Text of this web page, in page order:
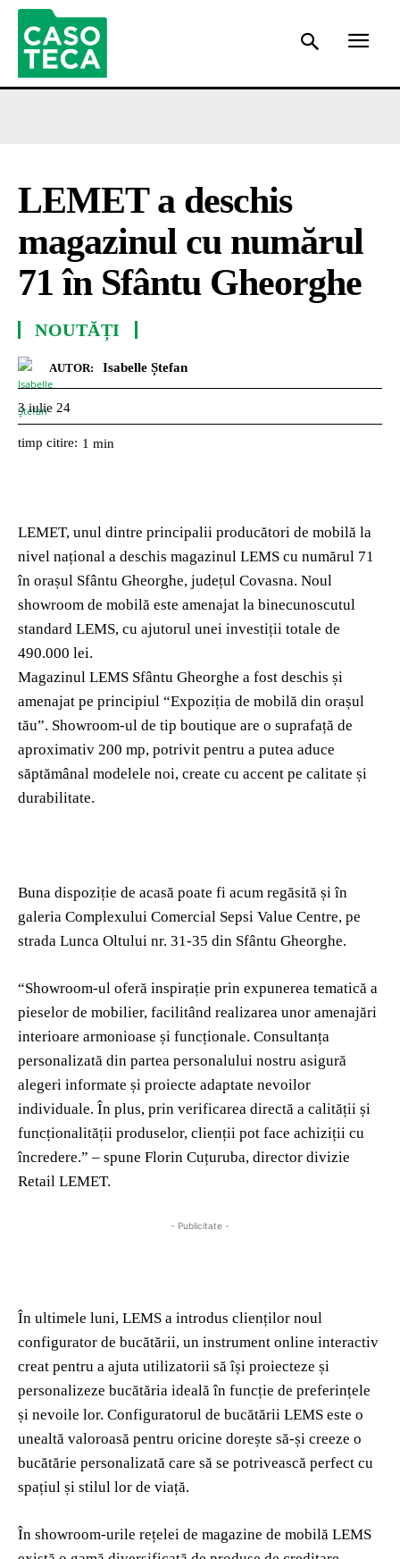
LEMET a deschis
magazinul cu numărul
71 în Sfântu Gheorghe
NOUTĂȚI
AUTOR: Isabelle Ștefan
3 iulie 24
timp citire: 1 min
LEMET, unul dintre principalii producători de mobilă la
nivel național a deschis magazinul LEMS cu numărul 71
în orașul Sfântu Gheorghe, județul Covasna. Noul
showroom de mobilă este amenajat la binecunoscutul
standard LEMS, cu ajutorul unei investiții totale de
490.000 lei.
Magazinul LEMS Sfântu Gheorghe a fost deschis și
amenajat pe principiul “Expoziția de mobilă din orașul
tău”. Showroom-ul de tip boutique are o suprafață de
aproximativ 200 mp, potrivit pentru a putea aduce
săptămânal modelele noi, create cu accent pe calitate și
durabilitate.
Buna dispoziție de acasă poate fi acum regăsită și în
galeria Complexului Comercial Sepsi Value Centre, pe
strada Lunca Oltului nr. 31-35 din Sfântu Gheorghe.
“Showroom-ul oferă inspirație prin expunerea tematică a
pieselor de mobilier, facilitând realizarea unor amenajări
interioare armonioase și funcționale. Consultanța
personalizată din partea personalului nostru asigură
alegeri informate și proiecte adaptate nevoilor
individuale. În plus, prin verificarea directă a calității și
funcționalității produselor, clienții pot face achiziții cu
încredere.” – spune Florin Cuțuruba, director divizie
Retail LEMET.
- Publicitate -
În ultimele luni, LEMS a introdus clienților noul
configurator de bucătării, un instrument online interactiv
creat pentru a ajuta utilizatorii să își proiecteze și
personalizeze bucătăria ideală în funcție de preferințele
și nevoile lor. Configuratorul de bucătării LEMS este o
unealtă valoroasă pentru oricine dorește să-și creeze o
bucătărie personalizată care să se potrivească perfect cu
spațiul și stilul lor de viață.
În showroom-urile rețelei de magazine de mobilă LEMS